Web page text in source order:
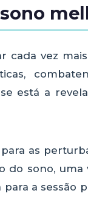
vez
está a
as
do sono,
para a